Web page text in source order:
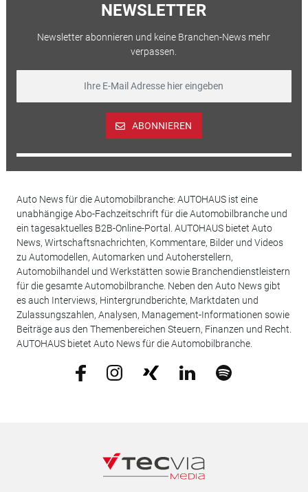
NEWSLETTER
Newsletter abonnieren und keine Branchen-News mehr
verpassen.
ABONNIEREN
Auto News für die Automobilbranche: AUTOHAUS ist eine
unabhängige Abo-Fachzeitschrift für die Automobilbranche und
ein tagesaktuelles B2B-Online-Portal. AUTOHAUS bietet Auto
News, Wirtschaftsnachrichten, Kommentare, Bilder und Videos
zu Automodellen, Automarken und Autoherstellern,
Automobilhandel und Werkstätten sowie Branchendienstleistern
für die gesamte Automobilbranche. Neben den Auto News gibt
es auch Interviews, Hintergrundberichte, Marktdaten und
Zulassungszahlen, Analysen, Management-Informationen sowie
Beiträge aus den Themenbereichen Steuern, Finanzen und Recht.
AUTOHAUS bietet Auto News für die Automobilbranche.